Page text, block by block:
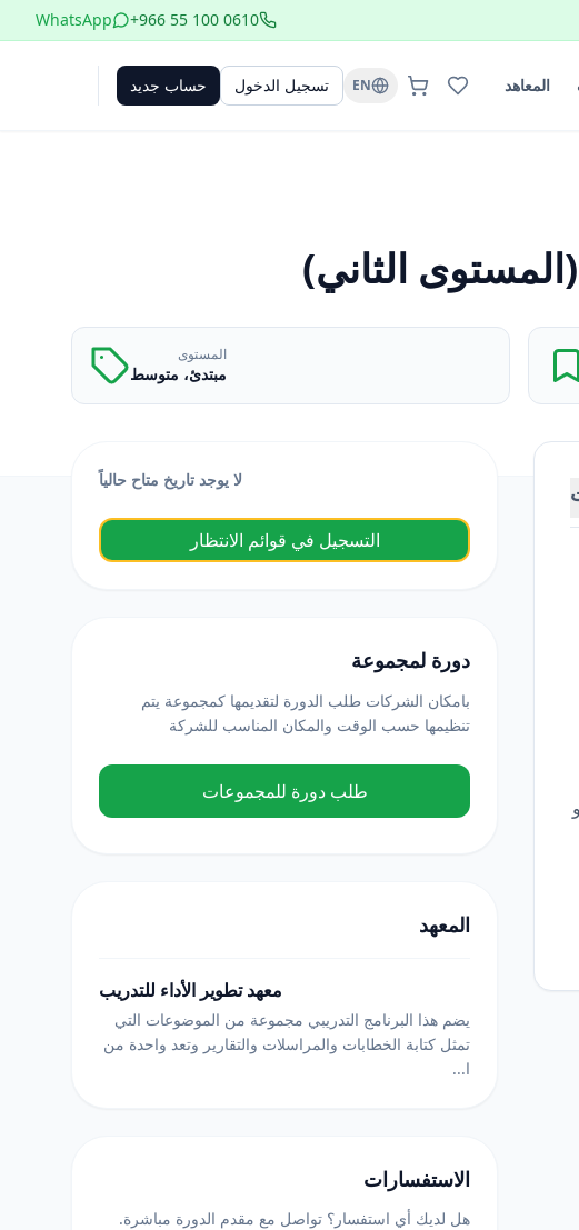
+966 55 100 0610
WhatsApp
المعاهد EN تسجيل الدخول حساب جديد
الثاني)
المستوى
مبتدئ، متوسط
لا يوجد تاريخ متاح حالياً
التسجيل في قوائم الانتظار
دورة لمجموعة
بامكان الشركات طلب الدورة لتقديمها كمجموعة يتم
تنظيمها حسب الوقت والمكان المناسب للشركة
طلب دورة للمجموعات
المعهد
معهد تطوير الأداء للتدريب
يضم هذا البرنامج التدريبي مجموعة من الموضوعات التي
تمثل كتابة الخطابات والمراسلات والتقارير وتعد واحدة من
ا...
الاستفسارات
هل لديك أي استفسار؟ تواصل مع مقدم الدورة مباشرة.